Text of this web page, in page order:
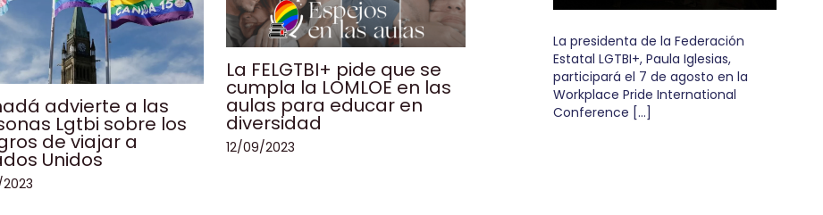
advierte a las
Lgtbi sobre los
de viajar a
Unidos
La FELGTBI+ pide que se
cumpla la LOMLOE en las
aulas para educar en
diversidad
12/09/2023
La presidenta de la Federación
Estatal LGTBI+, Paula Iglesias,
participará el 7 de agosto en la
Workplace Pride International
Conference […]